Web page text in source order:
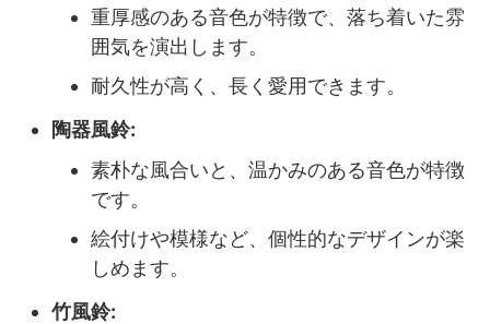
重厚感のある音色が特徴で、落ち着いた雰
囲気を演出します。
耐久性が高く、長く愛用できます。
陶器風鈴:
素朴な風合いと、温かみのある音色が特徴
です。
絵付けや模様など、個性的なデザインが楽
しめます。
竹風鈴: